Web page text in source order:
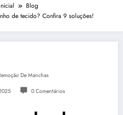
Blog
de tecido? Confira 9 soluções!
De Manchas
0 Comentários